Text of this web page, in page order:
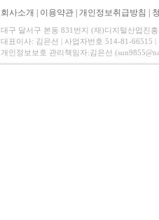
회사소개 이용약관 개인정보취급방침
대구 달서구 본동 831번지 (재)디지털산업진
대표이사: 김은선 | 사업자번호 514-81-66515
개인정보보호 관리책임자:김은선